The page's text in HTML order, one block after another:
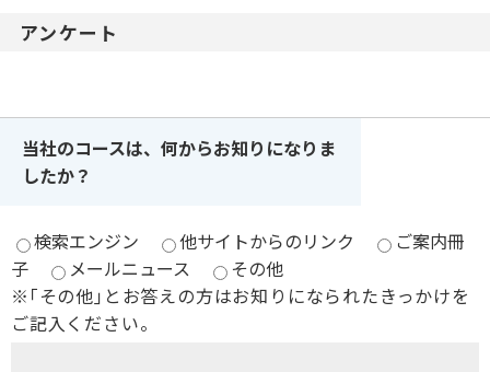
アンケート
当社のコースは、何からお知りになりま
したか？
検索エンジン 他サイトからのリンク
ご案内冊
子
メールニュース
その他
※｢その他｣とお答えの方はお知りになられたきっかけを
ご記入ください。